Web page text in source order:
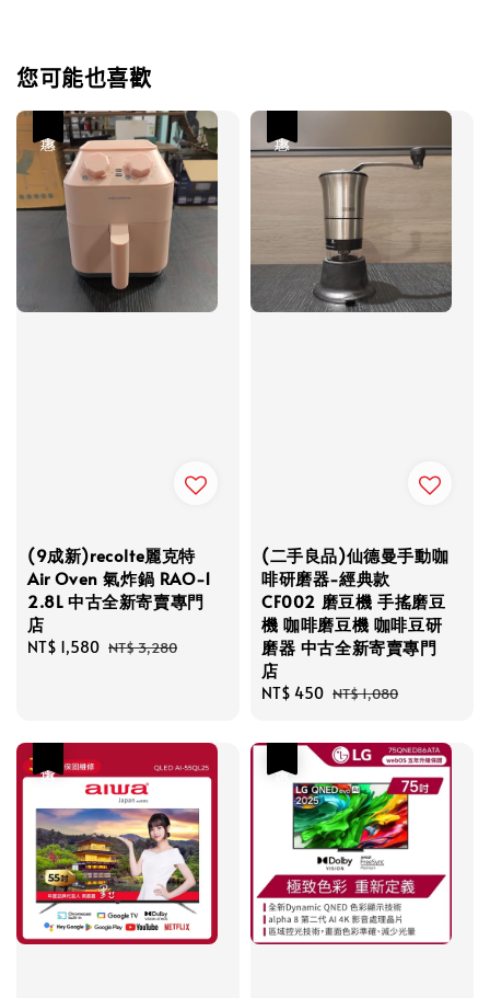
您可能也喜歡
(9成新)recolte麗克特
Air Oven 氣炸鍋 RAO-1
2.8L 中古全新寄賣專門
店
Sale
NT$ 1,580 Regular
NT$ 3,280
(二手良品)仙德曼手動咖
啡研磨器-經典款
CF002 磨豆機 手搖磨豆
機 咖啡磨豆機 咖啡豆研
磨器 中古全新寄賣專門
店
Sale
NT$ 450 Regular
NT$ 1,080